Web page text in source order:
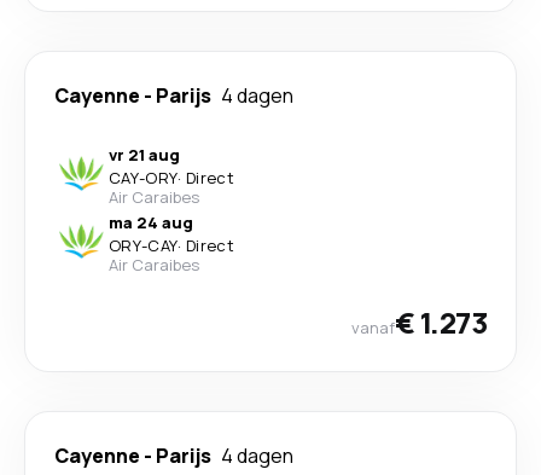
Cayenne - Parijs 4 dagen
vr 21 aug
CAY-ORY· Direct
Air Caraibes
ma 24 aug
ORY-CAY· Direct
Air Caraibes
vanaf€ 1.273
Cayenne - Parijs 4 dagen